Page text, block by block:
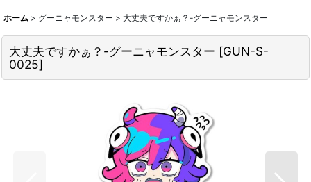
ホーム > グーニャモンスター > 大丈夫ですかぁ？-グーニャモンスター
大丈夫ですかぁ？-グーニャモンスター [GUN-S-
0025]